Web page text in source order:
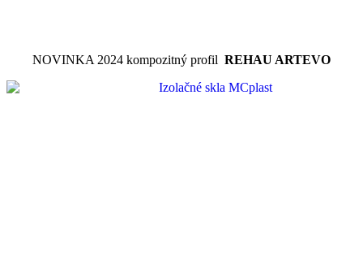
NOVINKA 2024 kompozitný profil REHAU ARTEVO